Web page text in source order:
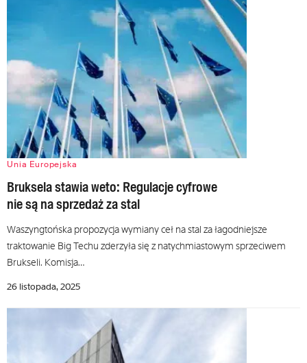
Unia Europejska
Bruksela stawia weto: Regulacje cyfrowe
nie są na sprzedaż za stal
Waszyngtońska propozycja wymiany ceł na stal za łagodniejsze
traktowanie Big Techu zderzyła się z natychmiastowym sprzeciwem
Brukseli. Komisja…
26 listopada, 2025